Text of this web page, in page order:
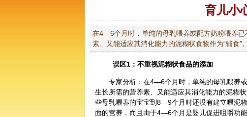
育儿小
在4—6个月时，单纯的母乳喂养或配方奶粉喂养
素、又能适应其消化能力的泥糊状食物作为“辅食”。
误区1：不重视泥糊状食品的添加
专家分析：在4—6个月时，单纯的母乳喂养
生长所需的营养素、又能适应其消化能力的泥糊
些母乳喂养的宝宝到8—9个月时还没有建立喂泥
面的营养，而且由于4—6个月是婴儿促进咀嚼功